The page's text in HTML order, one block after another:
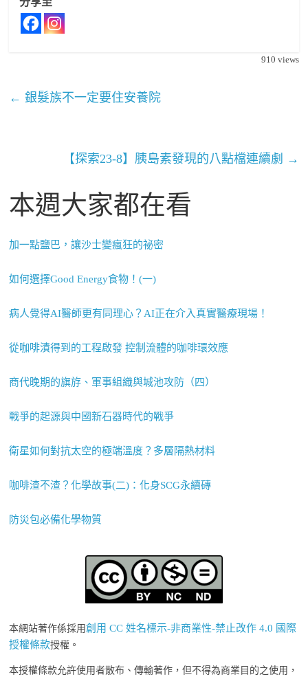
910 views
← 銀髮族不一定要住安養院
【探索23-8】胰島素發現的八點檔連續劇 →
本週大家都在看
加一點鹽巴，讓沙士變瘋狂的祕密
如何選擇Good Energy食物！(一)
病人覺得AI醫師更有同理心？AI正在介入真實醫療現場！
從咖啡漬得到的工程啟發 控制流體的咖啡環效應
商代晚期的旗斿、軍事組織與城池攻防（四）
戰爭的起源與中國新石器時代的戰爭
衛星如何對抗太空的極端溫度？多層隔熱材料
咖啡渣不渣？化學故事(二)：化身SCG永續磚
防災包必備化學物質
本網站著作係採用創用 CC 姓名標示-非商業性-禁止改作 4.0 國際
授權條款授權。
本授權條款允許使用者散布、傳輸著作，但不得為商業目的之使用，